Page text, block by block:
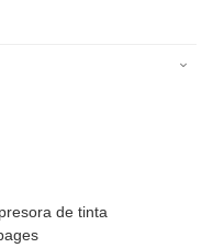
de tinta